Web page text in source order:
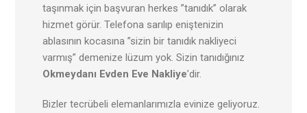
taşınmak için başvuran herkes ”tanıdık” olarak
hizmet görür. Telefona sarılıp eniştenizin
ablasının kocasına ”sizin bir tanıdık nakliyeci
varmış” demenize lüzum yok. Sizin tanıdığınız
Okmeydanı Evden Eve Nakliye’dir.
Bizler tecrübeli elemanlarımızla evinize geliyoruz.